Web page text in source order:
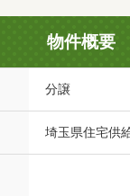
物件概要
分譲
埼玉県住宅供